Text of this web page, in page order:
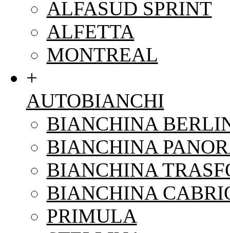
ALFASUD SPRINT
ALFETTA
MONTREAL
+
AUTOBIANCHI
BIANCHINA
BIANCHINA
BIANCHINA
BIANCHINA
PRIMULA